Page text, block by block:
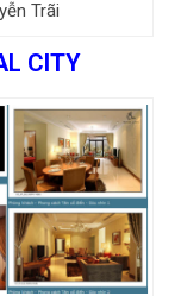
Trãi
CITY